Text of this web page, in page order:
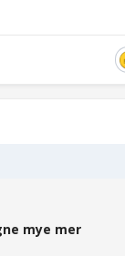
mye mer